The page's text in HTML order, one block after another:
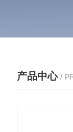
产品中心 /